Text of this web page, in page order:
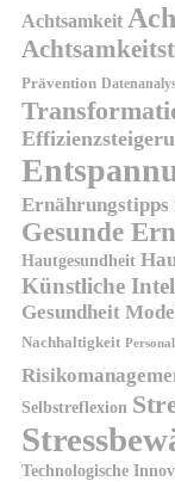
Achtsamkeit
Prävention
Ernährungstipps
Gesunde
Hautgesundheit
Künstliche
Gesundheit
Nachhaltigkeit
Selbstreflexion
Technologische